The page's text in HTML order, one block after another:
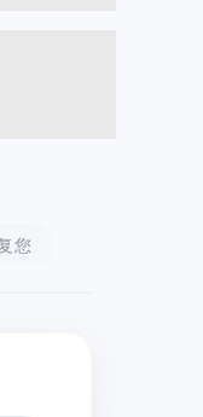
您